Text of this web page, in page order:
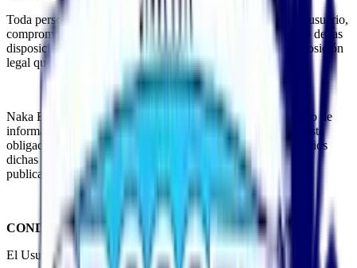
Toda persona que acceda a este sitio web asume el papel de usuario,
comprometiéndose a la observancia y cumplimiento riguroso de las
disposiciones aquí dispuestas, así como a cualquier otra disposición
legal que fuera de aplicación.
Naka ESP. SL se reserva el derecho a modificar cualquier tipo de
información que pudiera aparecer en el sitio web, sin que exista
obligación de preavisar o poner en conocimiento de los usuarios
dichas obligaciones, entendiéndose como suficiente con la
publicación en el sitio web.
CONDICIONES DE USO: OBLIGACIONES
El Usuario se compromete a: